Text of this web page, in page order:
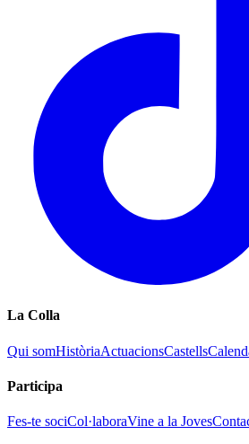
La Colla
Qui somHistòriaActuacionsCastells
Participa
Fes-te sociCol·laboraVine a la Joves